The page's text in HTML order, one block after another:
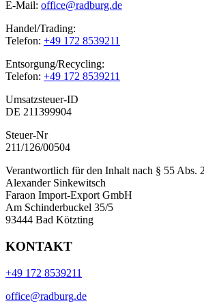
E-Mail: office@radburg.de
Handel/Trading:
Telefon: +49 172 8539211
Entsorgung/Recycling:
Telefon: +49 172 8539211
Umsatzsteuer-ID
DE 211399904
Steuer-Nr
211/126/00504
Verantwortlich für den Inhalt nach § 55 Abs.
Alexander Sinkewitsch
Faraon Import-Export GmbH
Am Schinderbuckel 35/5
93444 Bad Kötzting
KONTAKT
+49 172 8539211
office@radburg.de